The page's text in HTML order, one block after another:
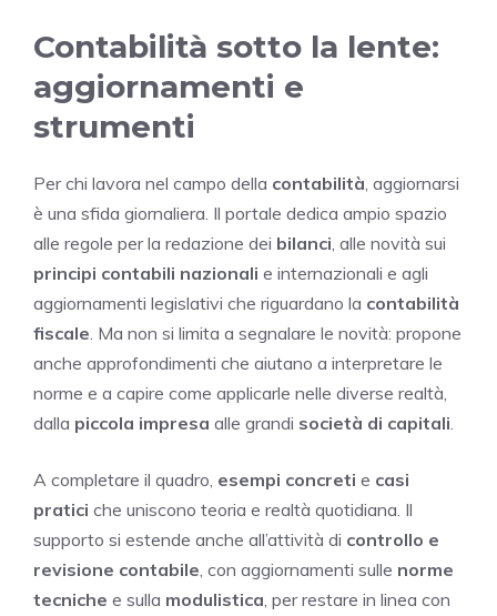
Contabilità sotto la lente:
aggiornamenti e
strumenti
Per chi lavora nel campo della contabilità , aggiornarsi
è una sfida giornaliera. Il portale dedica ampio spazio
alle regole per la redazione dei bilanci , alle novità sui
principi contabili nazionali e internazionali e agli
aggiornamenti legislativi che riguardano la contabilità
fiscale . Ma non si limita a segnalare le novità: propone
anche approfondimenti che aiutano a interpretare le
norme e a capire come applicarle nelle diverse realtà,
dalla piccola impresa alle grandi società di capitali
A completare il quadro, esempi concreti e casi
pratici che uniscono teoria e realtà quotidiana. Il
supporto si estende anche all’attività di controllo e
revisione contabile , con aggiornamenti sulle norme
tecniche e sulla modulistica , per restare in linea con